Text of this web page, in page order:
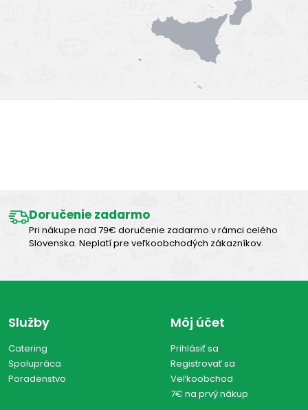
Doručenie zadarmo
Pri nákupe nad 79€ doručenie zadarmo v rámci celého
Slovenska. Neplatí pre veľkoobchodých zákazníkov.
Služby
Catering
Spolupráca
Poradenstvo
Môj účet
Prihlásiť sa
Registrovať sa
Veľkoobchod
7€ na prvý nákup